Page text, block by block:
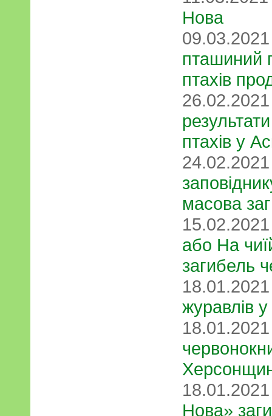
Нова
пташиний
птахів
птахів у
масова
або На
загибель
журавлів у
Нова»